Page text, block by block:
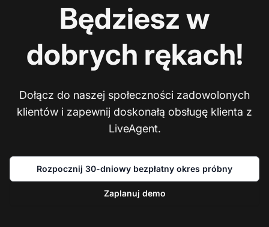
Będziesz w
dobrych rękach!
Dołącz do naszej społeczności zadowolonych
klientów i zapewnij doskonałą obsługę klienta z
LiveAgent.
Rozpocznij 30-dniowy bezpłatny okres próbny
Zaplanuj demo